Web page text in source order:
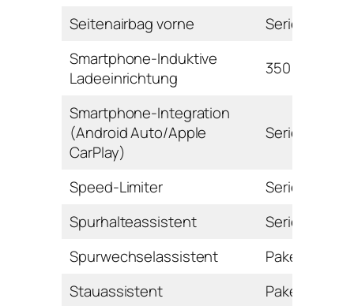
Seitenairbag vorne
Serie
Smartphone-Induktive
Ladeeinrichtung
350 Euro
Smartphone-Integration
(Android Auto/Apple
CarPlay)
Serie
Speed-Limiter
Serie
Spurhalteassistent
Serie
Spurwechselassistent
Paket
Stauassistent
Paket